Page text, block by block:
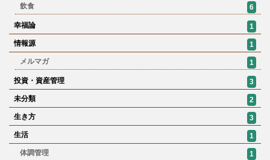
飲食 6
幸福論
1
情報源
1
メルマガ
1
投資・資産管理
3
未分類
2
生き方
3
生活
1
体調管理
1